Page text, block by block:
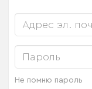
Не помню пароль